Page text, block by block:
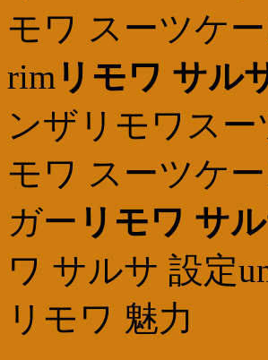
モワ スーツケ
rim リモワ サル
ンザリモワス
モワ スーツケ
ガー リモワ サ
ワ サルサ 設定
リモワ 魅力